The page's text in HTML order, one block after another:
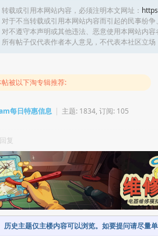
转载或引用本网站内容，必须注明本文网址：
于不当转载或引用本网站内容而引起的民事纷
不遵守本声明或其他违法、恶意使用本网站内
有帖子仅代表作者本人意见，不代表本社区立场
帖被以下淘专辑推荐:
每日特惠信息 | 主题: 1834, 订阅: 105
回复
历史主题仅主楼内容可以浏览。如要提问请尽量